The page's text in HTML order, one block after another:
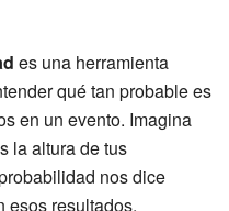
es una herramienta
qué tan probable es
en un evento. Imagina
la altura de tus
nos dice
esos resultados.